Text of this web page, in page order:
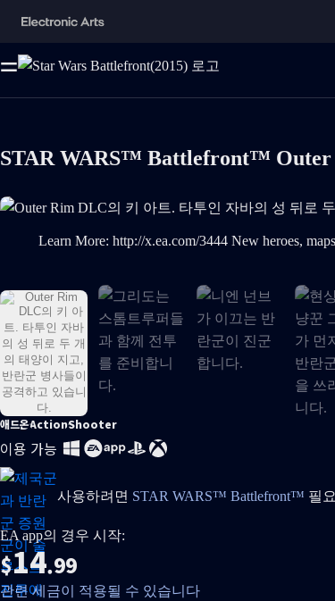
STAR WARS™ Battlefront™ Outer
Outer Rim DLC의 키 아트. 타투인 자바의 성 뒤로 두
Learn More: http://x.ea.com/3444 New heroes, maps, mode, weapons, star cards and more. Fight among the factories of Sullust and battle within Jabba the Hutt's palace on Tatooine in the Star Wars™
애드온ActionShooter
이용 가능
사용하려면 STAR WARS™ Battlefront™ 필요
EA app의 경우 시작:
$14.99
관련 세금이 적용될 수 있습니다